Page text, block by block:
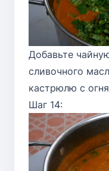
Добавьте
сливочного
кастрюлю с
Шаг 14: